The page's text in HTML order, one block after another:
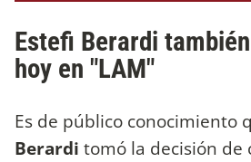
Estefi Berardi
hoy en "LAM"
Es de público conocimiento
Berardi tomó la decisión de